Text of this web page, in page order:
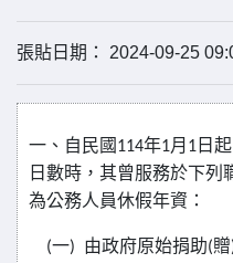
張貼日期： 2024-09-25
一、自民國 114年1月 1 日
日數時，其曾服務於下列
為公務人員休假年資：
(一) 由政府原始捐助(贈